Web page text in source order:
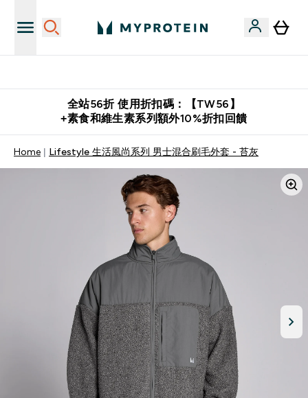
全站56折 使用折扣碼：【TW56】
+素食和維生素系列額外10%折扣回饋
Home Lifestyle 生活風尚系列 男士混合刷毛外套 - 苔灰